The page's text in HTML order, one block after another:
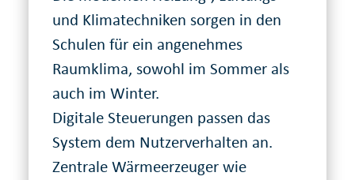
und Klimatechniken sorgen in den
Schulen für ein angenehmes
Raumklima, sowohl im Sommer als
auch im Winter.
Digitale Steuerungen passen das
System dem Nutzerverhalten an.
Zentrale Wärmeerzeuger wie